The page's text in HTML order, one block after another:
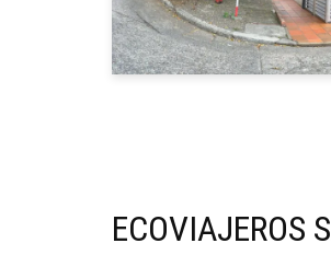
ECOVIAJEROS